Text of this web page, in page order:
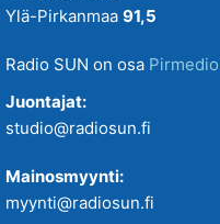
Ylä-Pirkanmaa 91,5
Radio SUN on osa
Juontajat:
studio@radiosun.fi
Mainosmyynti:
myynti@radiosun.fi